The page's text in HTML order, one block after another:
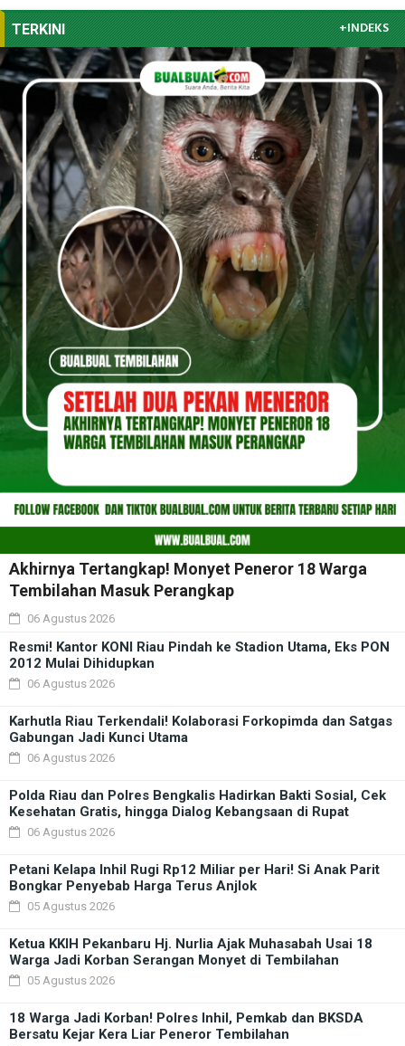
TERKINI +INDEKS
Akhirnya Tertangkap! Monyet Peneror 18 Warga
Tembilahan Masuk Perangkap
06 Agustus 2026
Resmi! Kantor KONI Riau Pindah ke Stadion Utama, Eks PON
2012 Mulai Dihidupkan
06 Agustus 2026
Karhutla Riau Terkendali! Kolaborasi Forkopimda dan Satgas
Gabungan Jadi Kunci Utama
06 Agustus 2026
Polda Riau dan Polres Bengkalis Hadirkan Bakti Sosial, Cek
Kesehatan Gratis, hingga Dialog Kebangsaan di Rupat
06 Agustus 2026
Petani Kelapa Inhil Rugi Rp12 Miliar per Hari! Si Anak Parit
Bongkar Penyebab Harga Terus Anjlok
05 Agustus 2026
Ketua KKIH Pekanbaru Hj. Nurlia Ajak Muhasabah Usai 18
Warga Jadi Korban Serangan Monyet di Tembilahan
05 Agustus 2026
18 Warga Jadi Korban! Polres Inhil, Pemkab dan BKSDA
Bersatu Kejar Kera Liar Peneror Tembilahan